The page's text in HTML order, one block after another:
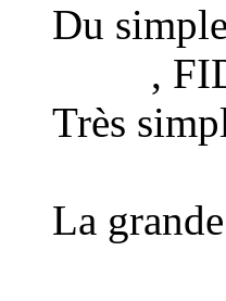
Du
,
Très
La